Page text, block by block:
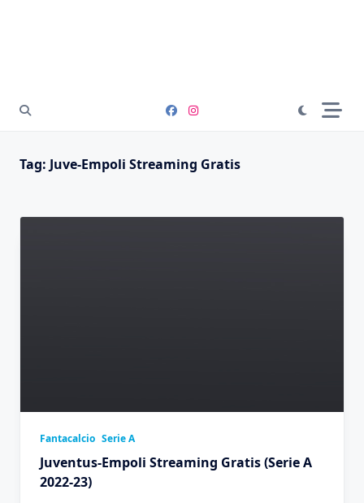
Tag: Juve-Empoli Streaming Gratis
Fantacalcio Serie A
Juventus-Empoli Streaming Gratis (Serie A
2022-23)